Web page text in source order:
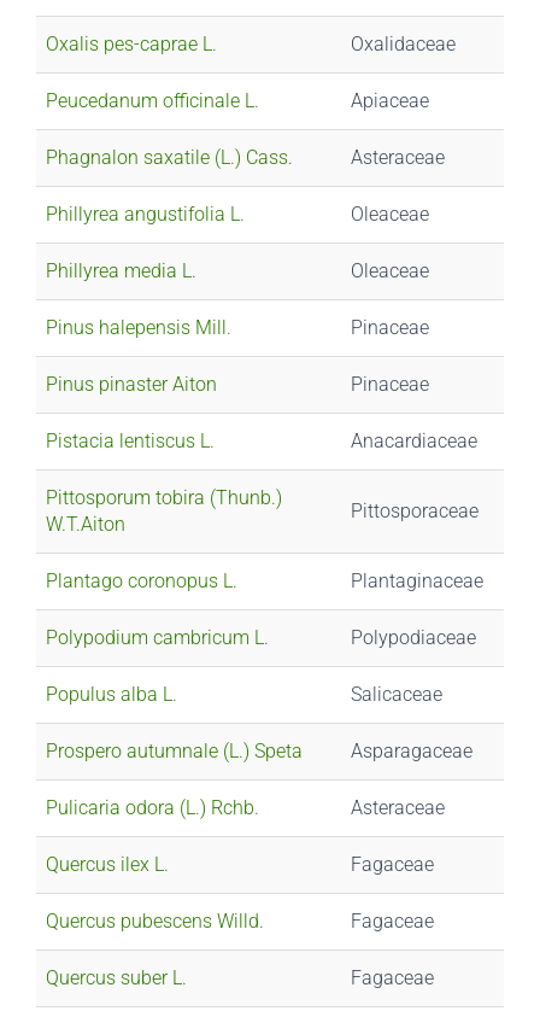
Oxalis pes-caprae L. Oxalidaceae
Peucedanum officinale L. Apiaceae
Phagnalon saxatile (L.) Cass. Asteraceae
Phillyrea angustifolia L. Oleaceae
Phillyrea media L. Oleaceae
Pinus halepensis Mill. Pinaceae
Pinus pinaster Aiton Pinaceae
Pistacia lentiscus L. Anacardiaceae
Pittosporum tobira (Thunb.)
W.T.Aiton
Pittosporaceae
Plantago coronopus L. Plantaginaceae
Polypodium cambricum L. Polypodiaceae
Populus alba L. Salicaceae
Prospero autumnale (L.) Speta Asparagaceae
Pulicaria odora (L.) Rchb. Asteraceae
Quercus ilex L. Fagaceae
Quercus pubescens Willd. Fagaceae
Quercus suber L. Fagaceae